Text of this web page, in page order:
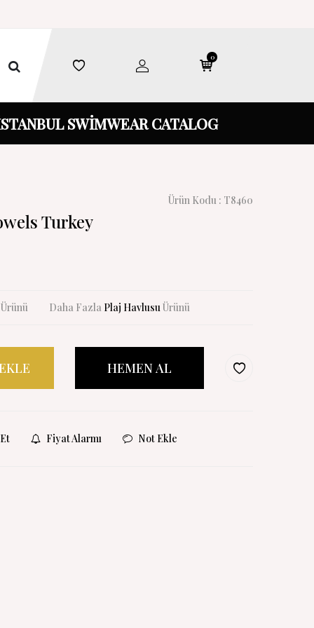
0
SWİMWEAR CATALOG
Ürün Kodu : T8460
Turkey
Daha Fazla Plaj HavlusuÜrünü
HEMEN AL
Fiyat Alarmı Not Ekle